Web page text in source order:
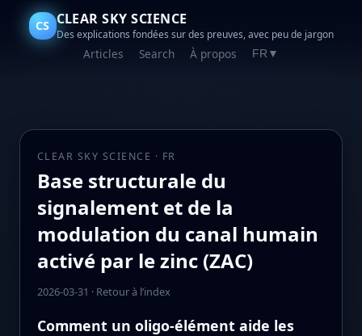
CS CLEAR SKY SCIENCE
Des explications fondées sur des preuves, avec peu de jargon
Articles Search À propos FR ▼
CLEAR SKY SCIENCE · FR
Base structurale du
signalement et de la
modulation du canal humain
activé par le zinc (ZAC)
2026-03-31 · Retour à l’index
Comment un oligo‑élément aide les